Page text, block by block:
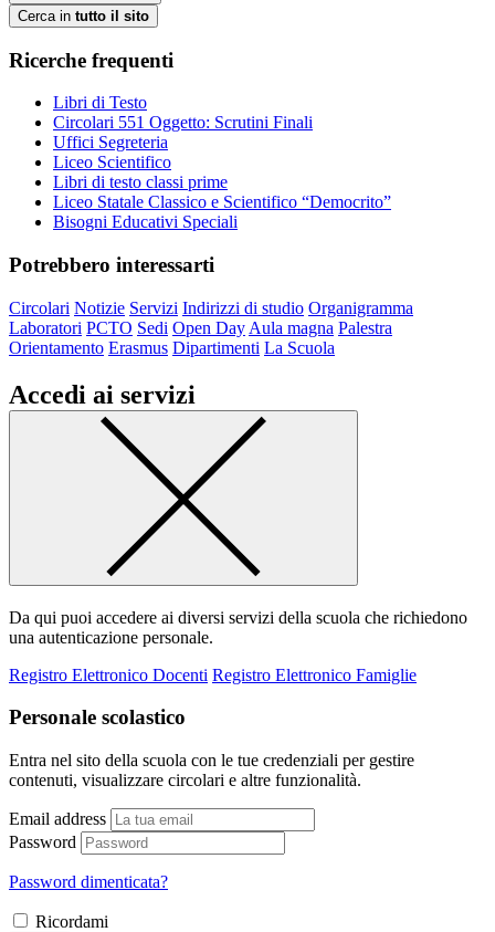
Cerca in tutto il sito
Ricerche frequenti
Libri di Testo
Circolari 551 Oggetto: Scrutini Finali
Uffici Segreteria
Liceo Scientifico
Libri di testo classi prime
Liceo Statale Classico e Scientifico “Democrito”
Bisogni Educativi Speciali
Potrebbero interessarti
Circolari Notizie Servizi Indirizzi di studio Organigramma
Laboratori PCTO Sedi Open Day Aula magna Palestra
Orientamento Erasmus Dipartimenti La Scuola
Accedi ai servizi
Da qui puoi accedere ai diversi servizi della scuola che richiedono
una autenticazione personale.
Registro Elettronico Docenti Registro Elettronico Famiglie
Personale scolastico
Entra nel sito della scuola con le tue credenziali per gestire
contenuti, visualizzare circolari e altre funzionalità.
Email address
Password
Password dimenticata?
Ricordami